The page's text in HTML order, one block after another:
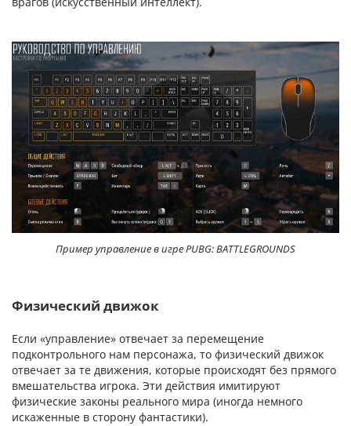
Пример управление в игре PUBG: BATTLEGROUNDS
Физический движок
Если «управление» отвечает за перемещение
подконтрольного нам персонажа, то физический движок
отвечает за те движения, которые происходят без прямого
вмешательства игрока. Эти действия имитируют
физические законы реального мира (иногда немного
искаженные в сторону фантастики).